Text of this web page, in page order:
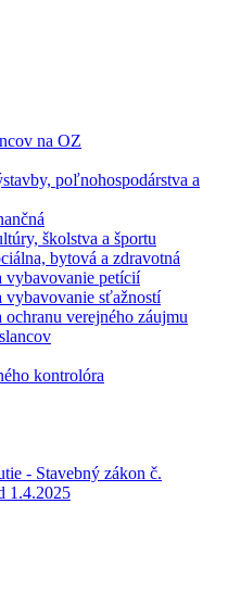
na OZ
poľnohospodárstva a
školstva a športu
bytová a zdravotná
vybavovanie petícií
vybavovanie sťažností
ochranu verejného záujmu
kontrolóra
- Stavebný zákon č.
1.4.2025